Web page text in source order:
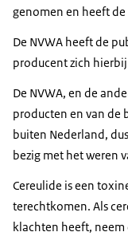
genomen en heeft
De NVWA heeft de
producent zich
De NVWA, en de
producten en van de
buiten Nederland,
bezig met het weren
Cereulide is een
terechtkomen. Als
klachten heeft,